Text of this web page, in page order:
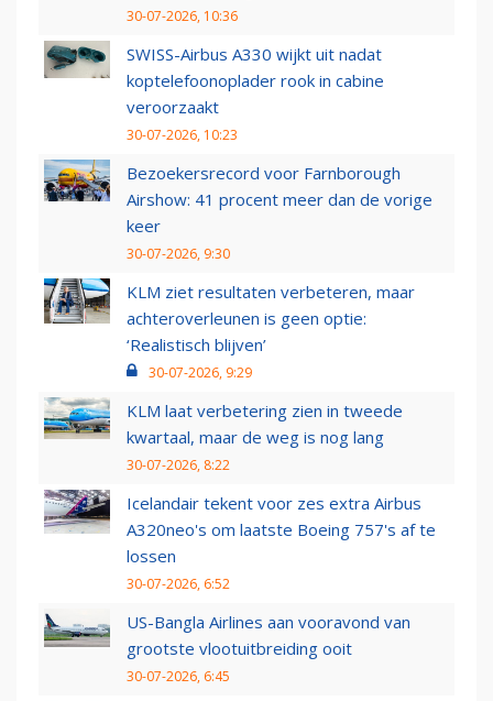
30-07-2026, 10:36
SWISS-Airbus A330 wijkt uit nadat
koptelefoonoplader rook in cabine
veroorzaakt
30-07-2026, 10:23
Bezoekersrecord voor Farnborough
Airshow: 41 procent meer dan de vorige
keer
30-07-2026, 9:30
KLM ziet resultaten verbeteren, maar
achteroverleunen is geen optie:
‘Realistisch blijven’
30-07-2026, 9:29
KLM laat verbetering zien in tweede
kwartaal, maar de weg is nog lang
30-07-2026, 8:22
Icelandair tekent voor zes extra Airbus
A320neo's om laatste Boeing 757's af te
lossen
30-07-2026, 6:52
US-Bangla Airlines aan vooravond van
grootste vlootuitbreiding ooit
30-07-2026, 6:45